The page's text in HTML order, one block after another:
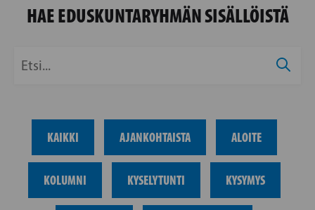
HAE EDUSKUNTARYHMÄN SISÄLLÖISTÄ
KAIKKI AJANKOHTAISTA ALOITE
KOLUMNI KYSELYTUNTI KYSYMYS